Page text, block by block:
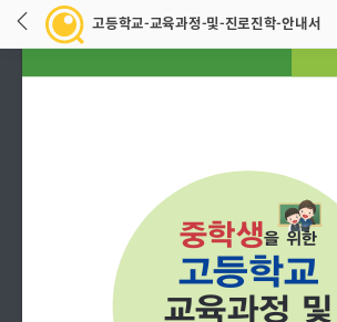
고등학교-교육과정-및-진로진학-안내서
고등학교
교육과정 및
중학생을 위한